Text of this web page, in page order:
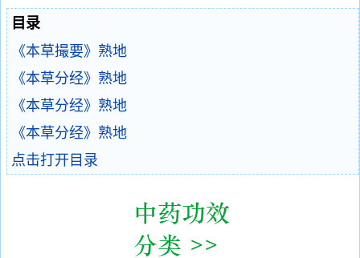
目录
《本草撮要》熟地
《本草分经》熟地
《本草分经》熟地
《本草分经》熟地
点击打开目录